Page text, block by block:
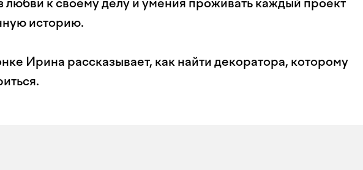
любви к своему делу и умения проживать каждый проект
историю.
Ирина рассказывает, как найти декоратора, которому